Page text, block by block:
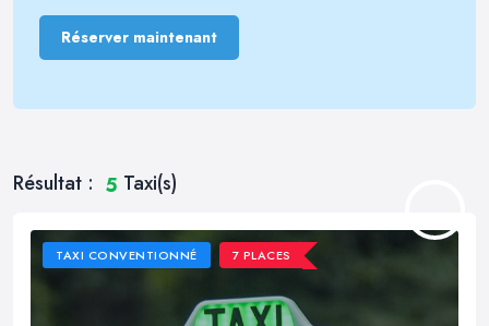
Réserver maintenant
Résultat : 5 Taxi(s)
TAXI CONVENTIONNÉ 7 PLACES